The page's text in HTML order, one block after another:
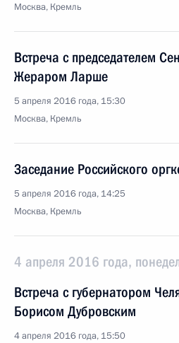
Москва, Кремль
Встреча с председателем
Жераром Ларше
5 апреля 2016 года, 15:30
Москва, Кремль
Заседание Российского
5 апреля 2016 года, 14:25
Москва, Кремль
4 апреля 2016 года,
Встреча с губернатором
Борисом Дубровским
4 апреля 2016 года, 15:50